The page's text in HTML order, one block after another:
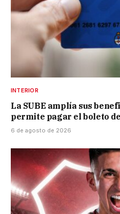
INTERIOR
La SUBE amplía sus
permite pagar el boleto
6 de agosto de 2026